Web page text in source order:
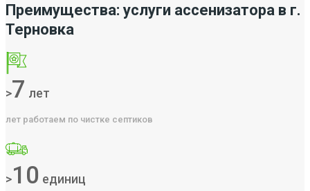
Преимущества: услуги ассенизатора в г.
Терновка
>7 лет
лет работаем по чистке септиков
>10 единиц